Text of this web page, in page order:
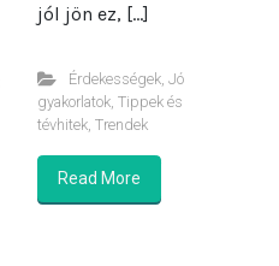
jól jön ez, […]
Érdekességek, Jó
gyakorlatok Tippek és
tévhitek Trendek
Read More